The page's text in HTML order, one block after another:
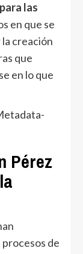
las
en que se
creación
que
en lo que
Pérez
de